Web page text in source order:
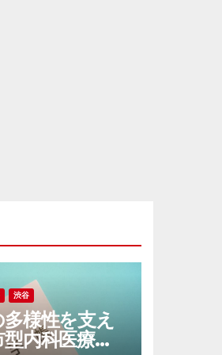
渋谷
様性を支え
内科医療と